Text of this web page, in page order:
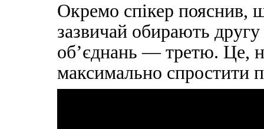
Окремо спікер пояснив,
зазвичай обирають
об’єднань — третю. Це,
максимально спростити